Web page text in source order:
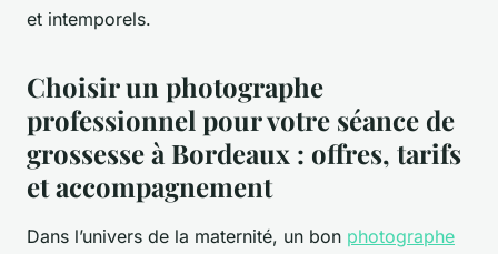
et intemporels.
Choisir un photographe
professionnel pour votre séance de
grossesse à Bordeaux : offres, tarifs
et accompagnement
Dans l’univers de la maternité, un bon photographe